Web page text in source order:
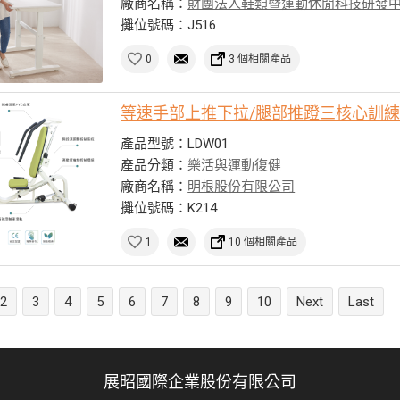
廠商名稱： 財團法人鞋類暨運動休閒科技研發
攤位號碼：J516
0 3 個相關產品
等速手部上推下拉/腿部推蹬三核心訓練
產品型號：LDW01
產品分類：樂活與運動復健
廠商名稱： 明根股份有限公司
攤位號碼：K214
1 10 個相關產品
2 3 4 5 6 7 8 9 10 Next Last
展昭國際企業股份有限公司